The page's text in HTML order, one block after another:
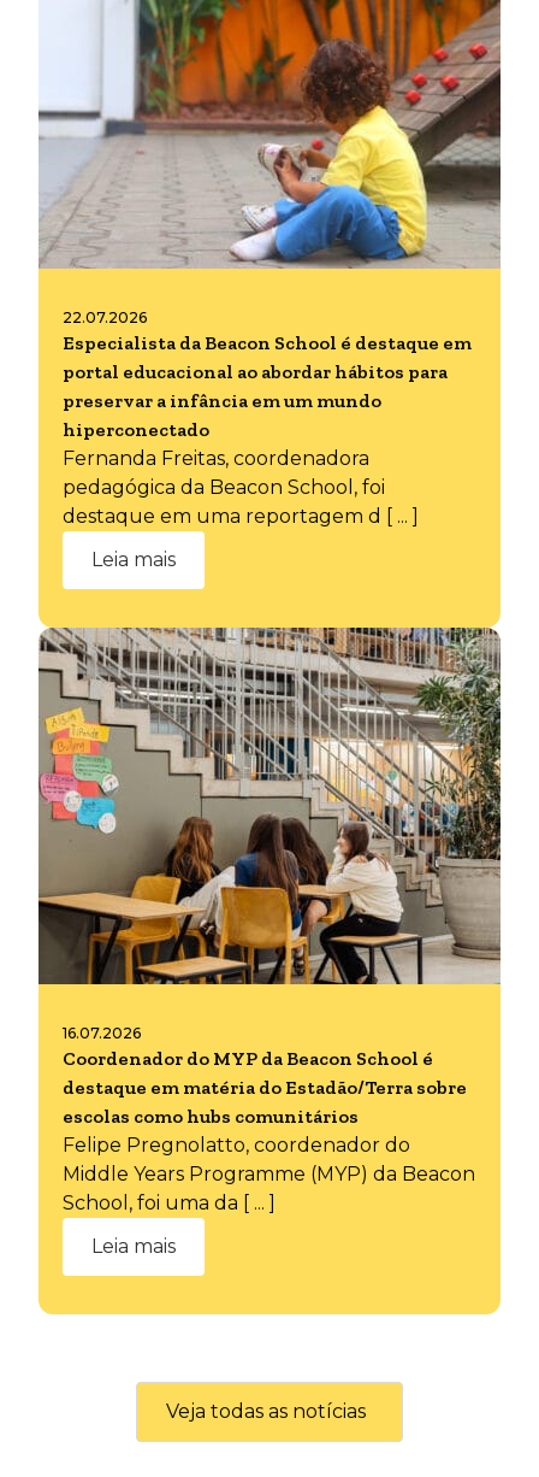
22.07.2026
Especialista da Beacon School é destaque em
portal educacional ao abordar hábitos para
preservar a infância em um mundo
hiperconectado
Fernanda Freitas, coordenadora
pedagógica da Beacon School, foi
destaque em uma reportagem d [ ... ]
Leia mais
16.07.2026
Coordenador do MYP da Beacon School é
destaque em matéria do Estadão/Terra sobre
escolas como hubs comunitários
Felipe Pregnolatto, coordenador do
Middle Years Programme (MYP) da Beacon
School, foi uma da [ ... ]
Leia mais
Veja todas as notícias